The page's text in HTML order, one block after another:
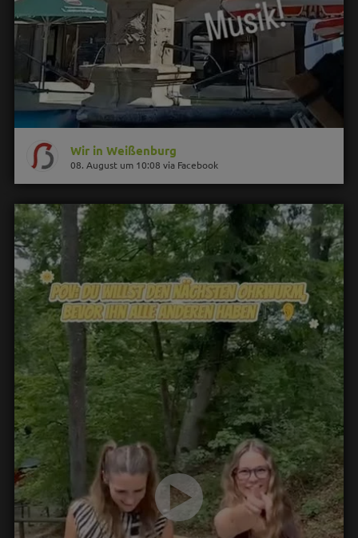
Wir in Weißenburg
08. August um 10:08 via Facebook